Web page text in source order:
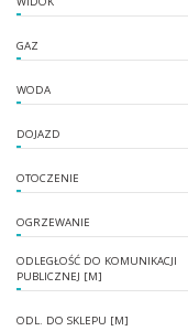
GAZ
WODA
DOJAZD
OTOCZENIE
OGRZEWANIE
ODLEGŁOŚĆ DO KOMUNIKACJI
PUBLICZNEJ [M]
ODL. DO SKLEPU [M]